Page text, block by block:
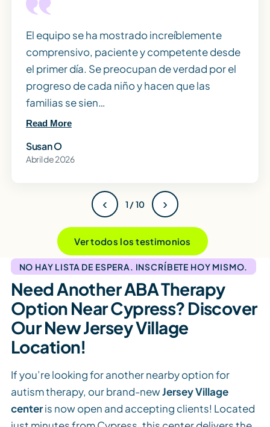
El equipo se ha mostrado increíblemente
comprensivo, paciente y competente desde
el primer día. Se preocupan de verdad por el
progreso de cada niño y hacen que las
familias se sien…
Read More
Susan O
Abril de 2026
‹ 1 / 10 ›
Ver todos los testimonios
NO HAY LISTA DE ESPERA. INSCRÍBETE HOY MISMO.
Need Another ABA Therapy
Option Near Cypress? Discover
Our New Jersey Village
Location!
If you’re looking for another nearby option for
autism therapy, our brand-newJersey Village
centeris now open and accepting clients! Located